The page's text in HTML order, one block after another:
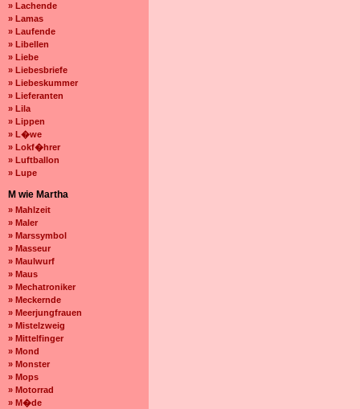
» Lachende
» Lamas
» Laufende
» Libellen
» Liebe
» Liebesbriefe
» Liebeskummer
» Lieferanten
» Lila
» Lippen
» L�we
» Lokf�hrer
» Luftballon
» Lupe
M wie Martha
» Mahlzeit
» Maler
» Marssymbol
» Masseur
» Maulwurf
» Maus
» Mechatroniker
» Meckernde
» Meerjungfrauen
» Mistelzweig
» Mittelfinger
» Mond
» Monster
» Mops
» Motorrad
» M�de